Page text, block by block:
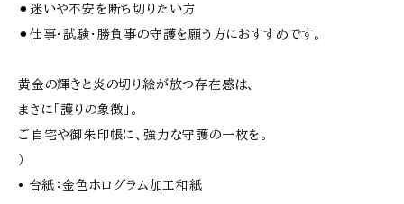
⚫︎迷いや不安を断ち切りたい方
⚫︎仕事・試験・勝負事の守護を願う方におすすめです。
黄金の輝きと炎の切り絵が放つ存在感は、
まさに「護りの象徴」。
ご自宅や御朱印帳に、強力な守護の一枚を。
）
• 台紙：金色ホログラム加工和紙